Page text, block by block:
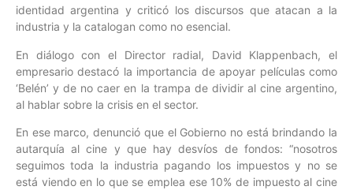
identidad argentina y criticó los discursos que atacan a la
industria y la catalogan como no esencial.
En diálogo con el Director radial, David Klappenbach, el
empresario destacó la importancia de apoyar películas como
‘Belén’ y de no caer en la trampa de dividir al cine argentino,
al hablar sobre la crisis en el sector.
En ese marco, denunció que el Gobierno no está brindando la
autarquía al cine y que hay desvíos de fondos: “nosotros
seguimos toda la industria pagando los impuestos y no se
está viendo en lo que se emplea ese 10% de impuesto al cine